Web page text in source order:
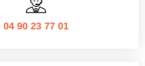
04 90 23 77 01